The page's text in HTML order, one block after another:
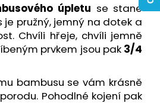
úpletu se stane
je pružný, jemný na dotek a
Chvíli hřeje, chvíli jemně
prvkem jsou pak 3/4
bambusu se vám krásně
Pohodlné kojení pak